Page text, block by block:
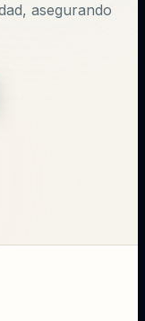
asegurando